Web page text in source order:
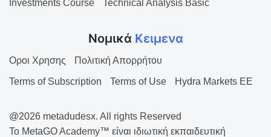
Investments Course Technical Analysis Basic
Νομικά Κειμενα
Οροι Χρησης Πολιτική Απορρήτου
Terms of Subscription Terms of Use Hydra Markets EE
@2026 metadudesx. All rights Reserved
Το MetaGO Academy™ είναι ιδιωτική εκπαιδευτική